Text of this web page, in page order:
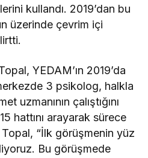
kullandı. 2019’dan bu
üzerinde çevrim içi
YEDAM’ın 2019’da
3 psikolog, halkla
uzmanının çalıştığını
hattını arayarak sürece
Topal, “İlk görüşmenin yüz
Bu görüşmede